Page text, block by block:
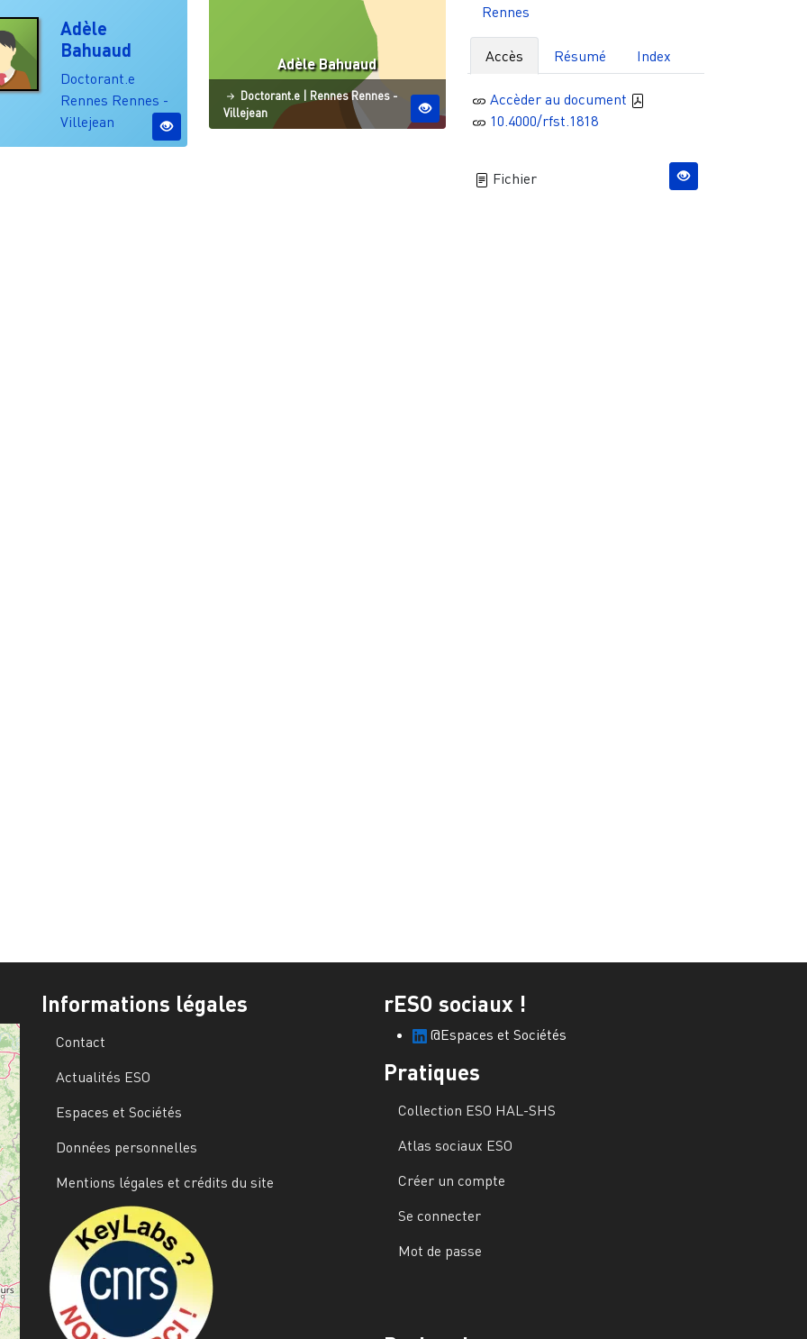
Adèle
Bahuaud
Doctorant.e
Rennes Rennes -
Villejean
Adèle Bahuaud
Statut
Doctorant.e | Site ESO
RennesRennes -
Villejean
Rennes
Accès Résumé Index
Accèder au document
10.4000/rfst.1818
Fichier
Informations légales
Contact
Actualités ESO
Espaces et Sociétés
Données personnelles
Mentions légales et crédits du site
rESO sociaux !
@Espaces et Sociétés
Pratiques
Collection ESO HAL-SHS
Atlas sociaux ESO
Créer un compte
Se connecter
Mot de passe